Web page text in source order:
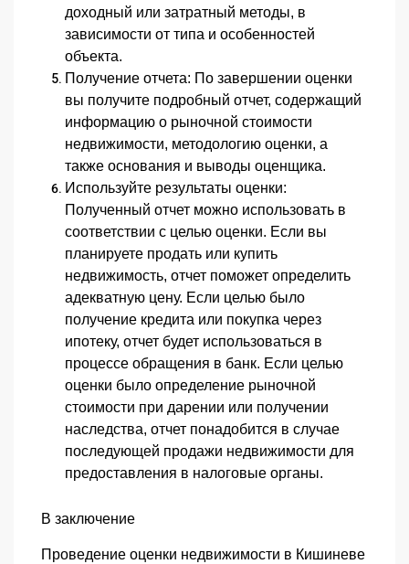
доходный или затратный методы, в
зависимости от типа и особенностей
объекта.
Получение отчета: По завершении оценки
вы получите подробный отчет, содержащий
информацию о рыночной стоимости
недвижимости, методологию оценки, а
также основания и выводы оценщика.
Используйте результаты оценки:
Полученный отчет можно использовать в
соответствии с целью оценки. Если вы
планируете продать или купить
недвижимость, отчет поможет определить
адекватную цену. Если целью было
получение кредита или покупка через
ипотеку, отчет будет использоваться в
процессе обращения в банк. Если целью
оценки было определение рыночной
стоимости при дарении или получении
наследства, отчет понадобится в случае
последующей продажи недвижимости для
предоставления в налоговые органы.
В заключение
Проведение оценки недвижимости в Кишиневе